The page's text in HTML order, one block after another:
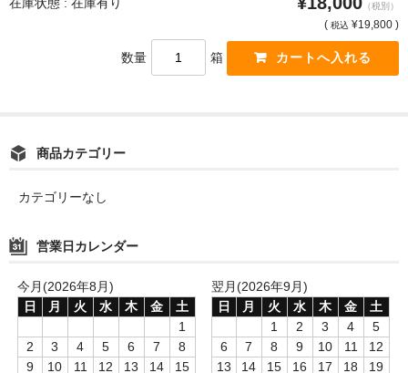
在庫状態 : 在庫有り （税別）
( 税込 ¥19,800 )
数量 箱
商品カテゴリー
カテゴリーなし
営業日カレンダー
今月(2026年8月)
日
月 火 水 木 金
土
1
2
3 4 5 6 7
8
9
10 11 12 13 14 15
翌月(2026年9月)
日
月 火 水 木 金
土
1
2 3 4
5
6
7 8 9 10 11
12
13
14 15 16 17 18 19